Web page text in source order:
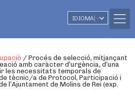
IDIOMA ▼
/ Procés de selecció, mitjançant
amb caràcter d’urgència, d’una
les necessitats temporals de
tècnic/a de Protocol, Participació i
l’Ajuntament de Molins de Rei (exp.